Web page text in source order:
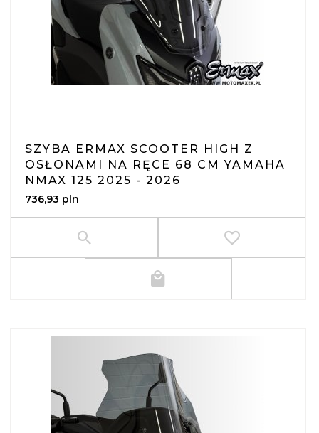
SZYBA ERMAX SCOOTER HIGH Z
OSŁONAMI NA RĘCE 68 CM YAMAHA
NMAX 125 2025 - 2026
736,93 pln